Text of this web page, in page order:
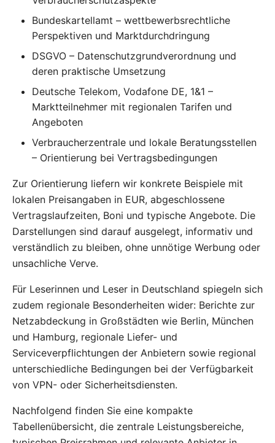
Bundeskartellamt – wettbewerbsrechtliche
Perspektiven und Marktdurchdringung
DSGVO – Datenschutzgrundverordnung und
deren praktische Umsetzung
Deutsche Telekom, Vodafone DE, 1&1 –
Marktteilnehmer mit regionalen Tarifen und
Angeboten
Verbraucherzentrale und lokale Beratungsstellen
– Orientierung bei Vertragsbedingungen
Zur Orientierung liefern wir konkrete Beispiele mit
lokalen Preisangaben in EUR, abgeschlossene
Vertragslaufzeiten, Boni und typische Angebote. Die
Darstellungen sind darauf ausgelegt, informativ und
verständlich zu bleiben, ohne unnötige Werbung oder
unsachliche Verve.
Für Leserinnen und Leser in Deutschland spiegeln sich
zudem regionale Besonderheiten wider: Berichte zur
Netzabdeckung in Großstädten wie Berlin, München
und Hamburg, regionale Liefer- und
Serviceverpflichtungen der Anbietern sowie regional
unterschiedliche Bedingungen bei der Verfügbarkeit
von VPN- oder Sicherheitsdiensten.
Nachfolgend finden Sie eine kompakte
Tabellenübersicht, die zentrale Leistungsbereiche,